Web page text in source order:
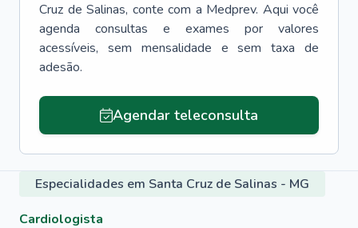
Cruz de Salinas, conte com a Medprev. Aqui você
agenda consultas e exames por valores
acessíveis, sem mensalidade e sem taxa de
adesão.
Agendar teleconsulta
Especialidades em Santa Cruz de Salinas - MG
Cardiologista